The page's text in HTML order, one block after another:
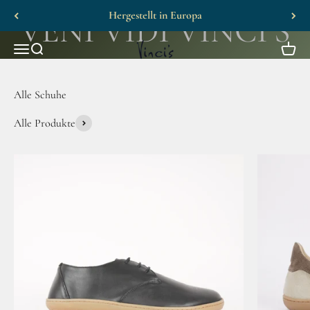
Hergestellt in Europa
MenuSearch Vinci's Barefoot Cart
Alle Produkte